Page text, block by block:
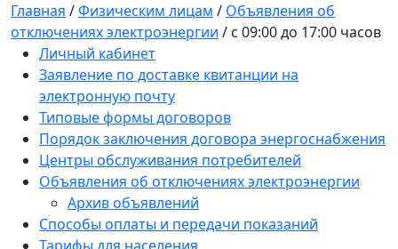
Главная /Физическим лицам / Объявления об
отключениях электроэнергии / с 09:00 до 17:00 часов
Личный кабинет
Заявление по доставке квитанции на
электронную почту
Типовые формы договоров
Порядок заключения договора энергоснабжения
Центры обслуживания потребителей
Объявления об отключениях электроэнергии
Архив объявлений
Способы оплаты и передачи показаний